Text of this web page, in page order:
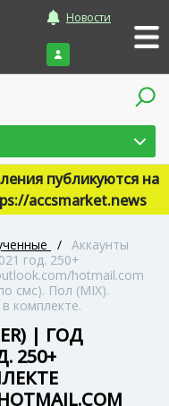
Новости
Войти
публикуются на
accsmarket.news
/ Аккаунты
год. 250+
hotmail.com
смс). Пол (MIX).
комплекте.
| ГОД
250+